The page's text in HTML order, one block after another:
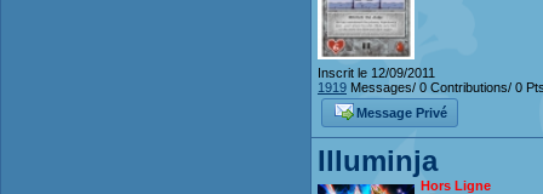
Inscrit le 12/09/2011
1919 Messages/ 0 Contributions/ 0
Message Privé
Illuminja
Hors Ligne